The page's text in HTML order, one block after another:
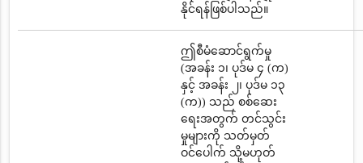
နိုင်ရန်ဖြစ်ပါသည်။
ဤစီမံဆောင်ရွက်မှု
(အခန်း ၁၊ ပုဒ်မ ၄ (က)
နှင့် အခန်း ၂၊ ပုဒ်မ ၁၃
(က)) သည် စစ်ဆေး
ရေးအတွက် တင်သွင်း
မှုများကို သတ်မှတ်
ဝင်ပေါက် သို့မဟုတ်